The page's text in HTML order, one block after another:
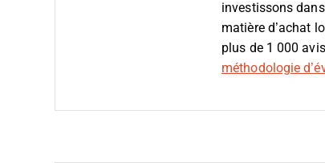
investissons
matière d’achat
plus de 1 000
méthodologie